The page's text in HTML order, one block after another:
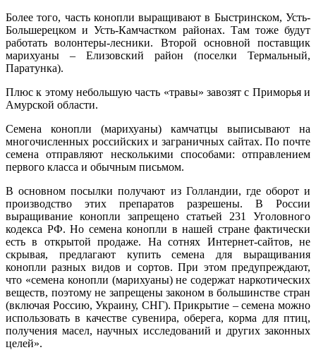
Более того, часть конопли выращивают в Быстринском, Усть-
Большерецком и Усть-Камчастком районах. Там тоже будут
работать волонтеры-лесники. Второй основной поставщик
марихуаны – Елизовский район (поселки Термальный,
Паратунка).
Плюс к этому небольшую часть «травы» завозят с Приморья и
Амурской области.
Семена конопли (марихуаны) камчатцы выписывают на
многочисленных российских и заграничных сайтах. По почте
семена отправляют несколькими способами: отправлением
первого класса и обычным письмом.
В основном посылки получают из Голландии, где оборот и
производство этих препаратов разрешены. В России
выращивание конопли запрещено статьей 231 Уголовного
кодекса РФ. Но семена конопли в нашей стране фактически
есть в открытой продаже. На сотнях Интернет-сайтов, не
скрывая, предлагают купить семена для выращивания
конопли разных видов и сортов. При этом предупреждают,
что «семена конопли (марихуаны) не содержат наркотических
веществ, поэтому не запрещены законом в большинстве стран
(включая Россию, Украину, СНГ). Прикрытие – семена можно
использовать в качестве сувенира, оберега, корма для птиц,
получения масел, научных исследований и других законных
целей».